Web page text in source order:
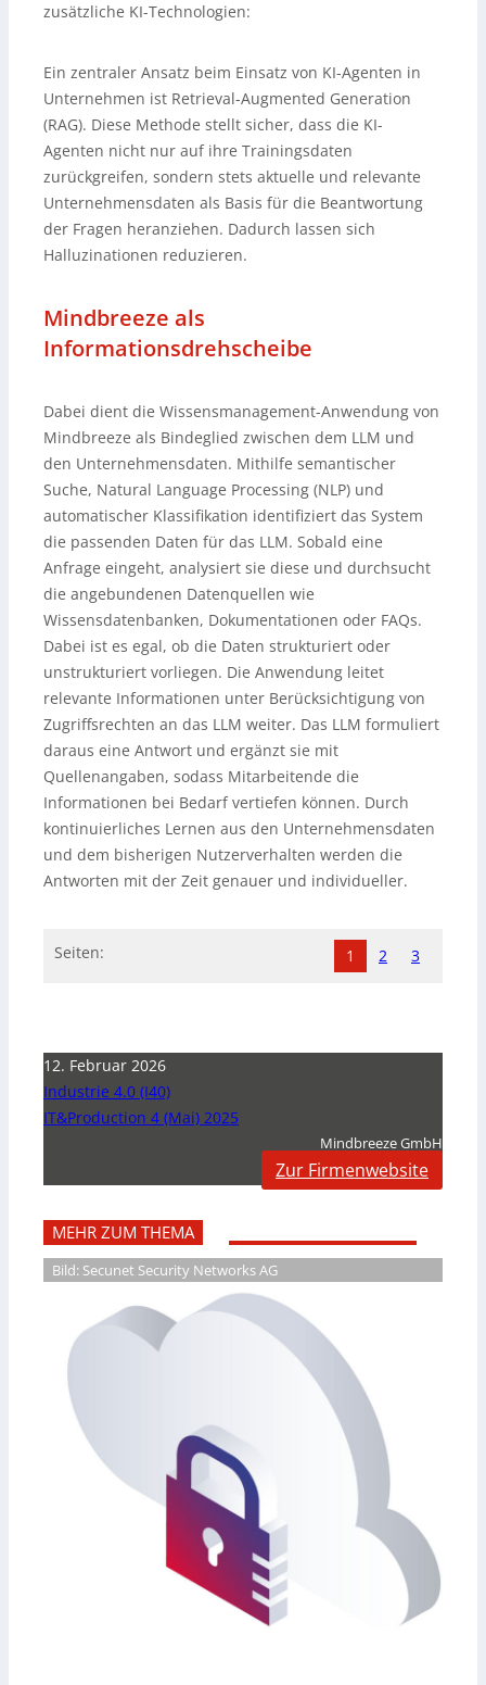
zusätzliche KI-Technologien:
Ein zentraler Ansatz beim Einsatz von KI-Agenten in
Unternehmen ist Retrieval-Augmented Generation
(RAG). Diese Methode stellt sicher, dass die KI-
Agenten nicht nur auf ihre Trainingsdaten
zurückgreifen, sondern stets aktuelle und relevante
Unternehmensdaten als Basis für die Beantwortung
der Fragen heranziehen. Dadurch lassen sich
Halluzinationen reduzieren.
Mindbreeze als
Informationsdrehscheibe
Dabei dient die Wissensmanagement-Anwendung von
Mindbreeze als Bindeglied zwischen dem LLM und
den Unternehmensdaten. Mithilfe semantischer
Suche, Natural Language Processing (NLP) und
automatischer Klassifikation identifiziert das System
die passenden Daten für das LLM. Sobald eine
Anfrage eingeht, analysiert sie diese und durchsucht
die angebundenen Datenquellen wie
Wissensdatenbanken, Dokumentationen oder FAQs.
Dabei ist es egal, ob die Daten strukturiert oder
unstrukturiert vorliegen. Die Anwendung leitet
relevante Informationen unter Berücksichtigung von
Zugriffsrechten an das LLM weiter. Das LLM formuliert
daraus eine Antwort und ergänzt sie mit
Quellenangaben, sodass Mitarbeitende die
Informationen bei Bedarf vertiefen können. Durch
kontinuierliches Lernen aus den Unternehmensdaten
und dem bisherigen Nutzerverhalten werden die
Antworten mit der Zeit genauer und individueller.
Seiten: 1 2 3
12. Februar 2026
Industrie 4.0 (I40)
IT&Production 4 (Mai) 2025
Mindbreeze GmbH
Zur Firmenwebsite
MEHR ZUM THEMA
Bild: Secunet Security Networks AG